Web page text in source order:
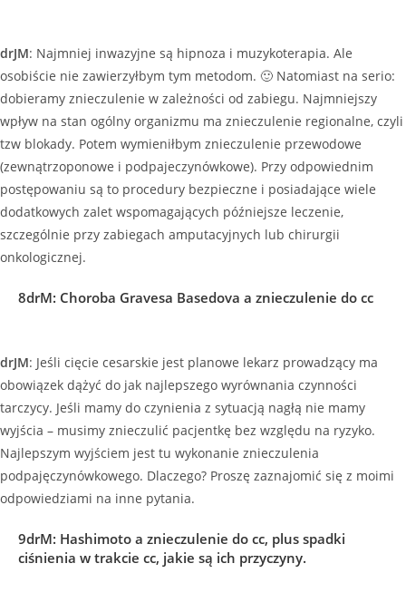
drJM: Najmniej inwazyjne są hipnoza i muzykoterapia. Ale
osobiście nie zawierzyłbym tym metodom. 🙂 Natomiast na serio:
dobieramy znieczulenie w zależności od zabiegu. Najmniejszy
wpływ na stan ogólny organizmu ma znieczulenie regionalne, czyli
tzw blokady. Potem wymieniłbym znieczulenie przewodowe
(zewnątrzoponowe i podpajeczynówkowe). Przy odpowiednim
postępowaniu są to procedury bezpieczne i posiadające wiele
dodatkowych zalet wspomagających późniejsze leczenie,
szczególnie przy zabiegach amputacyjnych lub chirurgii
onkologicznej.
8drM: Choroba Gravesa Basedova a znieczulenie do cc
drJM: Jeśli cięcie cesarskie jest planowe lekarz prowadzący ma
obowiązek dążyć do jak najlepszego wyrównania czynności
tarczycy. Jeśli mamy do czynienia z sytuacją nagłą nie mamy
wyjścia – musimy znieczulić pacjentkę bez względu na ryzyko.
Najlepszym wyjściem jest tu wykonanie znieczulenia
podpajęczynówkowego. Dlaczego? Proszę zaznajomić się z moimi
odpowiedziami na inne pytania.
9drM: Hashimoto a znieczulenie do cc, plus spadki
ciśnienia w trakcie cc, jakie są ich przyczyny.